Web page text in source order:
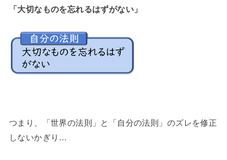
「大切なものを忘れるはずがない」
つまり、「世界の法則」と「自分の法則」のズレを修正
しないかぎり…